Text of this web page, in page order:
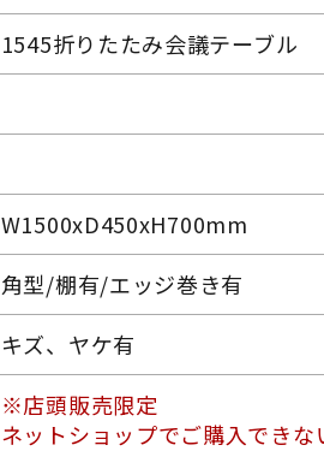
1545折りたたみ会議テーブル
W1500xD450xH700mm
角型/棚有/エッジ巻き有
キズ、ヤケ有
※店頭販売限定
ネットショップでご購入できな